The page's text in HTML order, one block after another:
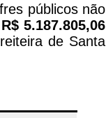
públicos não
R$ 5.187.805,06
de Santa